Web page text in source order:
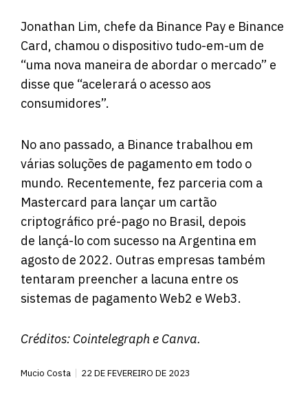
Jonathan Lim, chefe da Binance Pay e Binance
Card, chamou o dispositivo tudo-em-um de
“uma nova maneira de abordar o mercado” e
disse que “acelerará o acesso aos
consumidores”.
No ano passado, a Binance trabalhou em
várias soluções de pagamento em todo o
mundo. Recentemente, fez parceria com a
Mastercard para lançar um cartão
criptográfico pré-pago no Brasil, depois
de lançá-lo com sucesso na Argentina em
agosto de 2022. Outras empresas também
tentaram preencher a lacuna entre os
sistemas de pagamento Web2 e Web3.
Créditos: Cointelegraph e Canva.
Mucio Costa 22 DE FEVEREIRO DE 2023